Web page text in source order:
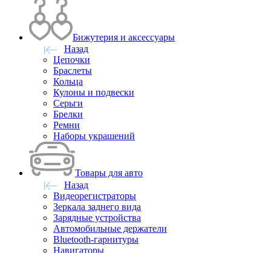
Бижутерия и аксессуары
Назад
Цепочки
Браслеты
Кольца
Кулоны и подвески
Серьги
Брелки
Ремни
Наборы украшений
Товары для авто
Назад
Видеорегистраторы
Зеркала заднего вида
Зарядные устройства
Автомобильные держатели
Bluetooth-гарнитуры
Навигаторы